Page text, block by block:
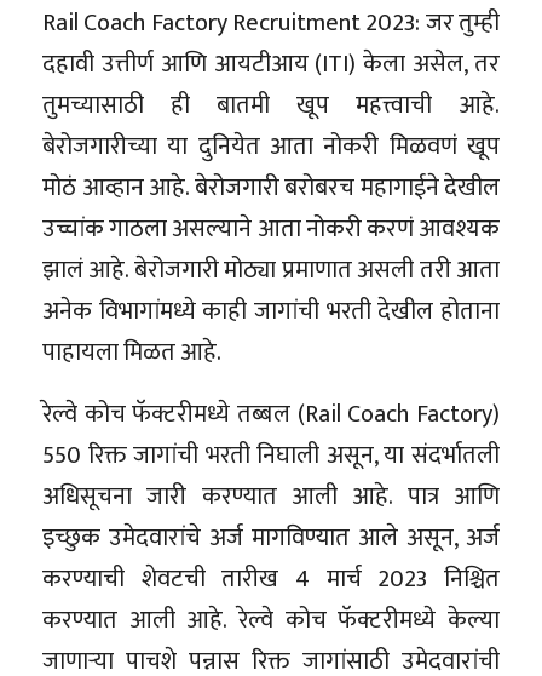
Rail Coach Factory Recruitment 2023: जर तुम्ही
दहावी उत्तीर्ण आणि आयटीआय (ITI) केला असेल, तर
तुमच्यासाठी ही बातमी खूप महत्त्वाची आहे.
बेरोजगारीच्या या दुनियेत आता नोकरी मिळवणं खूप
मोठं आव्हान आहे. बेरोजगारी बरोबरच महागाईने देखील
उच्चांक गाठला असल्याने आता नोकरी करणं आवश्यक
झालं आहे. बेरोजगारी मोठ्या प्रमाणात असली तरी आता
अनेक विभागांमध्ये काही जागांची भरती देखील होताना
पाहायला मिळत आहे.
रेल्वे कोच फॅक्टरीमध्ये तब्बल (Rail Coach Factory)
550 रिक्त जागांची भरती निघाली असून, या संदर्भातली
अधिसूचना जारी करण्यात आली आहे. पात्र आणि
इच्छुक उमेदवारांचे अर्ज मागविण्यात आले असून, अर्ज
करण्याची शेवटची तारीख 4 मार्च 2023 निश्चित
करण्यात आली आहे. रेल्वे कोच फॅक्टरीमध्ये केल्या
जाणाऱ्या पाचशे पन्नास रिक्त जागांसाठी उमेदवारांची